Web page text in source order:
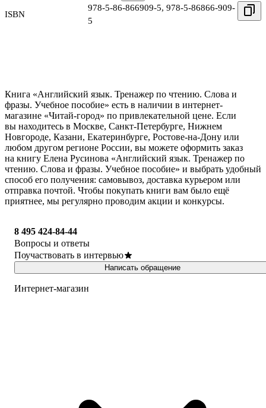
ISBN
978-5-86-866909-5, 978-5-86866-909-
5
Книга «Английский язык. Тренажер по чтению. Слова и
фразы. Учебное пособие» есть в наличии в интернет-
магазине «Читай-город» по привлекательной цене. Если
вы находитесь в Москве, Санкт-Петербурге, Нижнем
Новгороде, Казани, Екатеринбурге, Ростове-на-Дону или
любом другом регионе России, вы можете оформить заказ
на книгу Елена Русинова «Английский язык. Тренажер по
чтению. Слова и фразы. Учебное пособие» и выбрать удобный
способ его получения: самовывоз, доставка курьером или
отправка почтой. Чтобы покупать книги вам было ещё
приятнее, мы регулярно проводим акции и конкурсы.
8 495 424-84-44
Вопросы и ответы
Поучаствовать в интервью
Написать обращение
Интернет-магазин